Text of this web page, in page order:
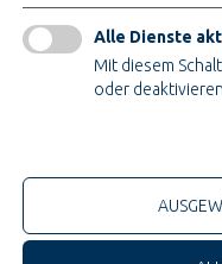
© 2026
Alle Dienste
Mit diesem
oder